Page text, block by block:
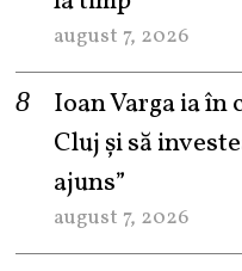
august 7, 2026
Ioan Varga ia în
Cluj și să
ajuns”
august 7, 2026